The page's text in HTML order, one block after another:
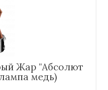
Жар "Абсолют
медь)